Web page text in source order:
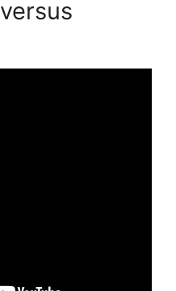
versus